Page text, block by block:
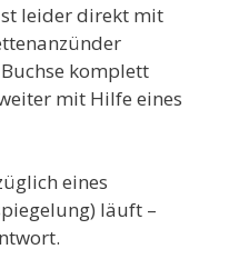
leider direkt mit
komplett
mit Hilfe eines
eines
läuft –